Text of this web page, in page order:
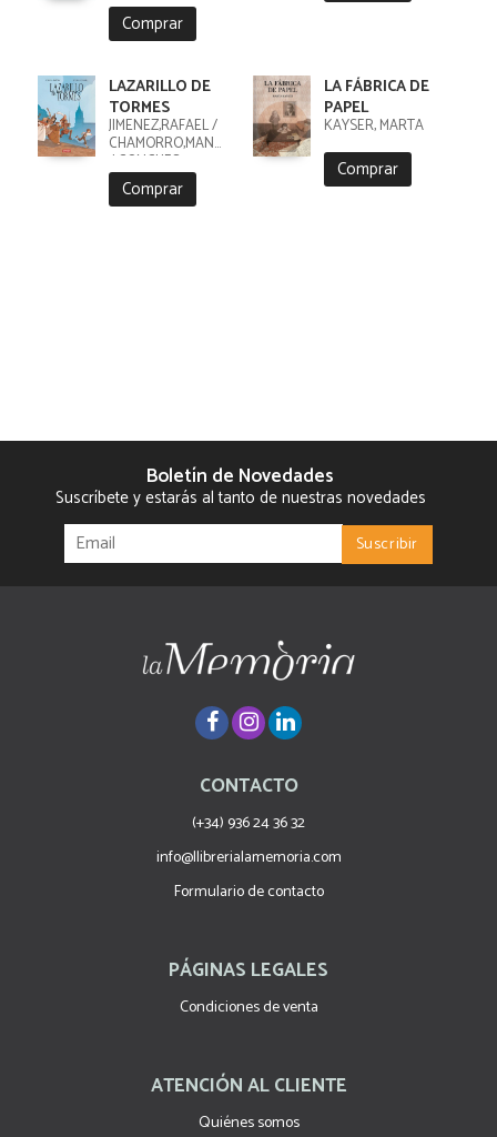
Comprar
LAZARILLO DE
TORMES
JIMENEZ,RAFAEL /
CHAMORRO,MANUEL
/ CONCHES,
Comprar
LA FÁBRICA DE
PAPEL
KAYSER, MARTA
Comprar
Boletín de Novedades
Suscríbete y estarás al tanto de nuestras novedades
CONTACTO
(+34) 936 24 36 32
info@llibrerialamemoria.com
Formulario de contacto
PÁGINAS LEGALES
Condiciones de venta
ATENCIÓN AL CLIENTE
Quiénes somos